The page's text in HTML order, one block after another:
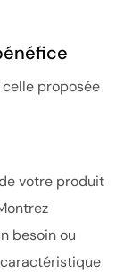
proposée
votre produit
besoin ou